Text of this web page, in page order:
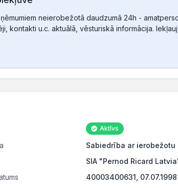
neierobežotā daudzumā 24h -
kontakti u.c. aktuālā, vēsturiskā informācija.
Aktīvs
Sabiedrība ar
SIA "Pernod Ricard
40003400631, 07.07.1998